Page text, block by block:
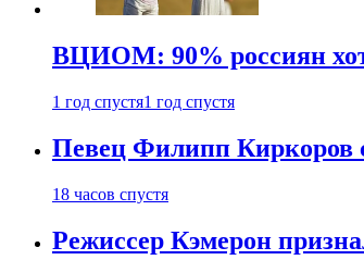
ВЦИОМ: 90% россиян
1 год спустя1 год спустя
Певец Филипп Киркоров
18 часов спустя
Режиссер Кэмерон